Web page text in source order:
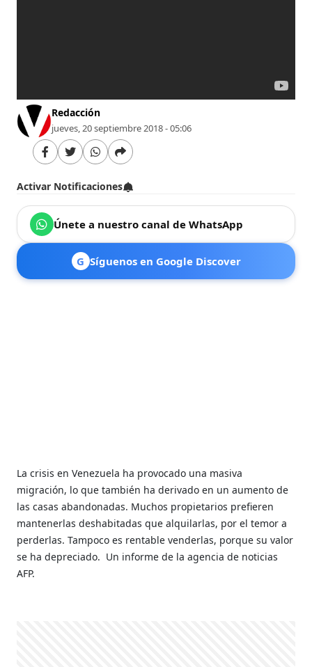
Redacción
jueves, 20 septiembre 2018 - 05:06
Activar Notificaciones
Únete a nuestro canal de WhatsApp
G Síguenos en Google Discover
La crisis en Venezuela ha provocado una masiva
migración, lo que también ha derivado en un aumento de
las casas abandonadas. Muchos propietarios prefieren
mantenerlas deshabitadas que alquilarlas, por el temor a
perderlas. Tampoco es rentable venderlas, porque su valor
se ha depreciado. Un informe de la agencia de noticias
AFP.